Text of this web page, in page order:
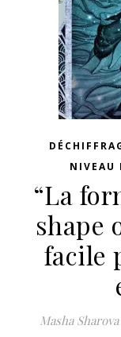
NIVEAU
“La
shape
facile
Masha Sharova